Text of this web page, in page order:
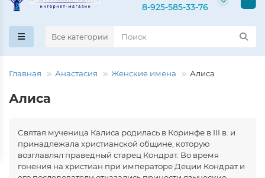
8-925-585-33-76
Все категории
Главная Анастасия Женские имена Алиса
Алиса
Святая мученица Калиса родилась в Коринфе в III в. и
принадлежала христианской общине, которую
возглавлял праведный старец Кондрат. Во время
гонения на христиан при императоре Деции Кондрат и